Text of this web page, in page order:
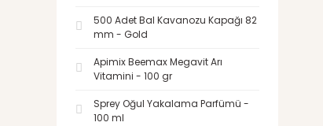
500 Adet Bal Kavanozu Kapağı 82
mm - Gold
Apimix Beemax Megavit Arı
Vitamini - 100 gr
Sprey Oğul Yakalama Parfümü -
100 ml